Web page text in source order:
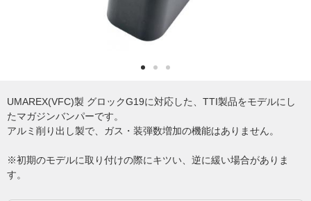
UMAREX(VFC)製 グロックG19に対応した、TTI製品をモデルにし
たマガジンバンパーです。
アルミ削り出し製で、ガス・装弾数増加の機能はありません。
※初期のモデルに取り付けの際にキツい、逆に緩い場合がありま
す。